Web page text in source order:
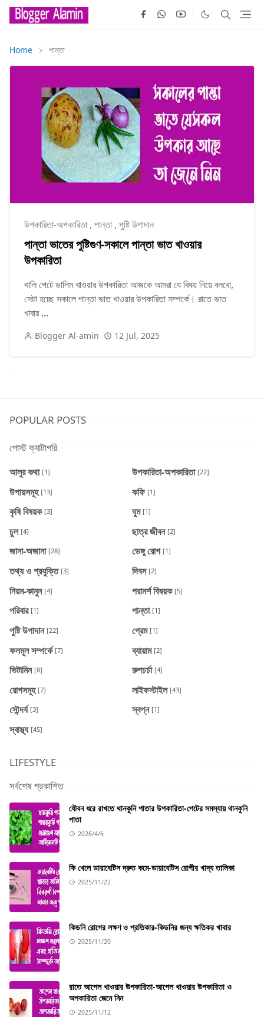
Home পান্তা
উপকারিতা-অপকারিতা , পান্তা , পুষ্টি উপাদান
পান্তা ভাতের পুষ্টিগুণ-সকালে পান্তা ভাত খাওয়ার
উপকারিতা
খালি পেটে ডালিম খাওয়ার উপকারিতা আজকে আমরা যে বিষয় নিয়ে বলবো,
সেটা হচ্ছে সকালে পান্তা ভাত খাওয়ার উপকারিতা সম্পর্কে। রাতে ভাত
খাবার ...
Blogger Al-amin 12 Jul, 2025
POPULAR POSTS
পোস্ট ক্যাটাগরি
আলুর কথা [1] উপকারিতা-অপকারিতা [22]
উপায়সমূহ [13] কফি [1]
কৃষি বিষয়ক [3] ঘুম [1]
চুল [4] ছাত্র জীবন [2]
জানা-অজানা [28] ডেঙ্গু রোগ [1]
তথ্য ও প্রযুক্তি [3] দিবস [2]
নিয়ম-কানুন [4] পরামর্শ বিষয়ক [5]
পরিবার [1] পান্তা [1]
পুষ্টি উপাদান [22] প্রেম [1]
ফলমূল সম্পর্কে [7] ব্যায়াম [2]
ভিটামিন [8] রুপচর্চা [4]
রোগসমূহ [7] লাইফস্টাইল [43]
সৌন্দর্য [3] স্বপ্ন [1]
স্বাস্থ্য [45]
LIFESTYLE
সর্বশেষ প্রকাশিত
যৌবন ধরে রাখতে থানকুনি পাতার উপকারিতা-পেটের সমস্যায় থানকুনি
পাতা
2026/4/6
কি খেলে ডায়াবেটিস দ্রুত কমে-ডায়াবেটিস রোগীর খাদ্য তালিকা
2025/11/22
কিডনি রোগের লক্ষণ ও প্রতিকার-কিডনির জন্য ক্ষতিকর খাবার
2025/11/20
রাতে আপেল খাওয়ার উপকারিতা-আপেল খাওয়ার উপকারিতা ও
অপকারিতা জেনে নিন
2025/11/12